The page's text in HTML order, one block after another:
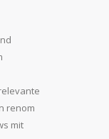
renom
mit